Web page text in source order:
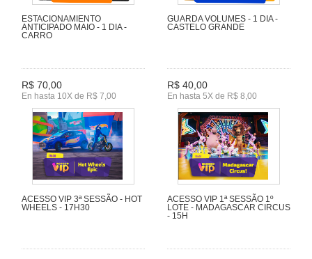
ESTACIONAMIENTO
ANTICIPADO MAIO - 1 DIA -
CARRO
R$ 70,00
En hasta 10X de R$ 7,00
GUARDA VOLUMES - 1 DIA -
CASTELO GRANDE
R$ 40,00
En hasta 5X de R$ 8,00
ACESSO VIP 3ª SESSÃO - HOT
WHEELS - 17H30
ACESSO VIP 1ª SESSÃO 1º
LOTE - MADAGASCAR CIRCUS
- 15H